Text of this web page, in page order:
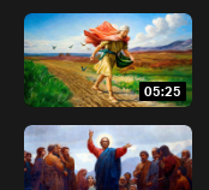
05:25